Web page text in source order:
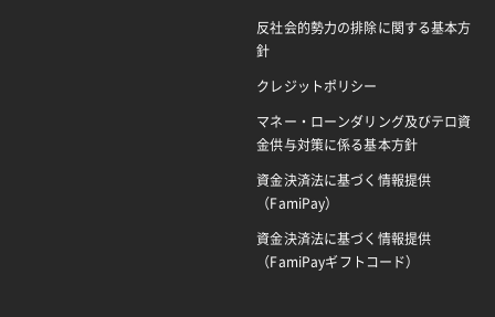
反社会的勢力の排除に関する基本方
針
クレジットポリシー
マネー・ローンダリング及びテロ資
金供与対策に係る基本方針
資金決済法に基づく情報提供
（FamiPay）
資金決済法に基づく情報提供
（FamiPayギフトコード）